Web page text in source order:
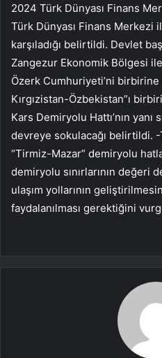
2024 Türk Dünyası Finans
Türk Dünyası Finans
karşıladığı belirtildi. Devlet
Zangezur Ekonomik Bölgesi ile
Özerk Cumhuriyeti’ni birbirine
Kırgızistan-Özbekistan”ı
Kars Demiryolu Hattı’nın yanı
devreye sokulacağı belirtildi.
“Tirmiz-Mazar” demiryolu
demiryolu sınırlarının değeri
ulaşım yollarının
faydalanılması gerektiğini